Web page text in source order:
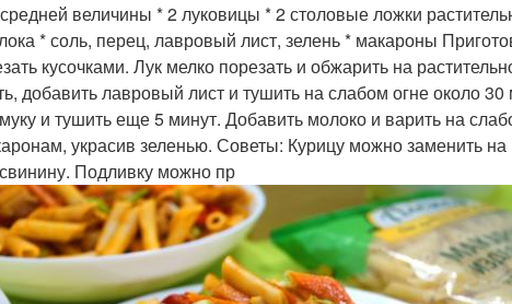
величины * 2 луковицы * 2 столовые ложки
* соль, перец, лавровый лист, зелень * макароны
кусочками. Лук мелко порезать и обжарить на
добавить лавровый лист и тушить на слабом огне около 30
и тушить еще 5 минут. Добавить молоко и варить на
украсив зеленью. Советы: Курицу можно заменить
Подливку можно пр